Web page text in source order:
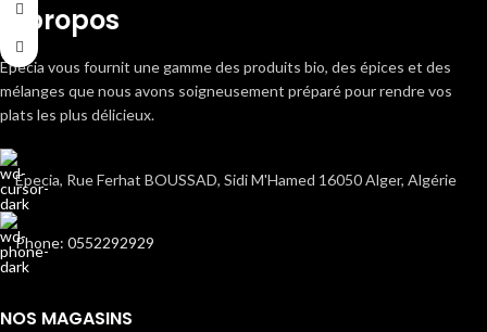
A propos
Epecia vous fournit une gamme des produits bio, des épices et des
mélanges que nous avons soigneusement préparé pour rendre vos
plats les plus délicieux.
Epecia, Rue Ferhat BOUSSAD, Sidi M'Hamed 16050 Alger, Algérie
Phone: 0552292929
NOS MAGASINS